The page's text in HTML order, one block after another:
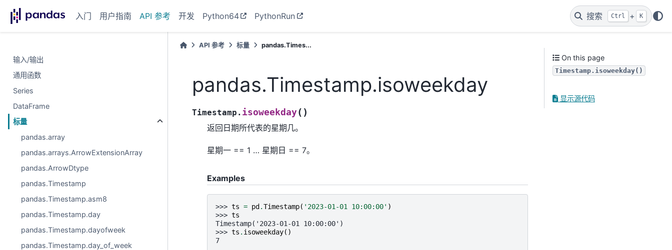
入门 用户指南 API 参考 开发 Python64 PythonRun 搜索 Ctrl + K
输入/输出
通用函数
Series
DataFrame
标量
pandas.array
pandas.arrays.ArrowExtensionArray
pandas.ArrowDtype
pandas.Timestamp
pandas.Timestamp.asm8
pandas.Timestamp.day
pandas.Timestamp.dayofweek
pandas.Timestamp.day_of_week
API 参考 标量 pandas.Times...
pandas.Timestamp.isoweekday
Timestamp. isoweekday( )
返回日期所代表的星期几。
星期一 == 1 … 星期日 == 7。
Examples
>>> ts = pd .Timestamp( '2023-01-01 10:00:00' )
>>> ts
Timestamp('2023-01-01 10:00:00')
>>> ts . isoweekday()
7
On this page
Timestamp.isoweekday()
显示源代码